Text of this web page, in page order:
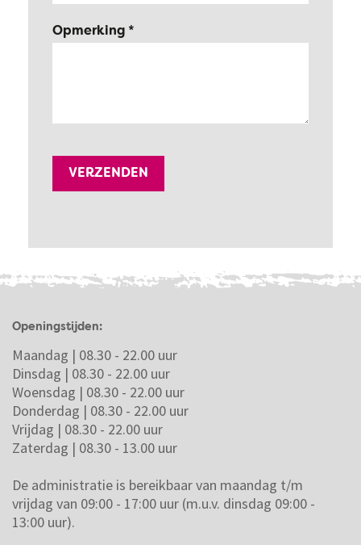
Opmerking
Openingstijden:
Maandag | 08.30 - 22.00 uur
Dinsdag | 08.30 - 22.00 uur
Woensdag | 08.30 - 22.00 uur
Donderdag | 08.30 - 22.00 uur
Vrijdag | 08.30 - 22.00 uur
Zaterdag | 08.30 - 13.00 uur
De administratie is bereikbaar van maandag t/m
vrijdag van 09:00 - 17:00 uur (m.u.v. dinsdag 09:00 -
13:00 uur).